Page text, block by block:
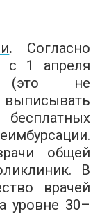
. Согласно
с 1 апреля
(это не
общей
В
врачей
уровне 30–